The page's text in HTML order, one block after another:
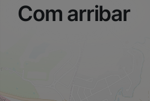
Com arribar